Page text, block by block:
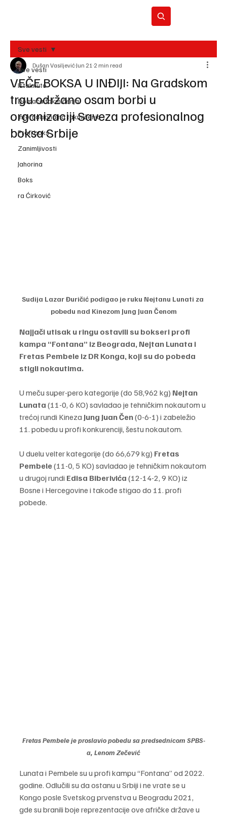
REC
Sve vesti
Istaknuto
Domaća takmičenja
Internacionalna takmičenja
Profi boks
Zanimljivosti
Jahorina
Boks
ra Ćirković
Sve vesti
VEČE BOKSA U INĐIJI: Na Gradskom
trgu održano osam borbi u
organizaciji Saveza profesionalnog
boksa Srbije
Dušan VasiljevićJun 21 2 min read
Sudija Lazar Đuričić podigao je ruku Nejtanu Lunati za
pobedu nad Kinezom Jung Juan Čenom
Najjači utisak u ringu ostavili su bokseri profi
kampa “Fontana” iz Beograda, Nejtan Lunata i
Fretas Pembele iz DR Konga, koji su do pobeda
stigli nokautima.
U meču super-pero kategorije (do 58,962 kg) Nejtan
Lunata (11-0, 6 KO) savladao je tehničkim nokautom u
trećoj rundi Kineza Jung Juan Čen (0-6-1) i zabeležio
11. pobedu u profi konkurenciji, šestu nokautom.
U duelu velter kategorije (do 66,679 kg) Fretas
Pembele (11-0, 5 KO) savladao je tehničkim nokautom
u drugoj rundi Edisa Biberivića (12-14-2, 9 KO) iz
Bosne i Hercegovine i takođe stigao do 11. profi
pobede.
Fretas Pembele je proslavio pobedu sa predsednicom SPBS-
a, Lenom Zečević
Lunata i Pembele su u profi kampu “Fontana” od 2022.
godine. Odlučili su da ostanu u Srbiji i ne vrate se u
Kongo posle Svetskog prvenstva u Beogradu 2021,
gde su branili boje reprezentacije ove afričke države u